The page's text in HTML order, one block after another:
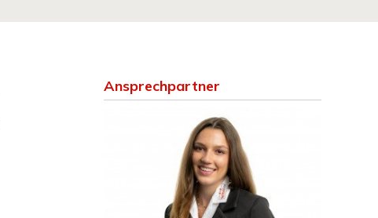
Ansprechpartner